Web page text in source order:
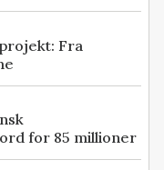
Fra
for 85 millioner